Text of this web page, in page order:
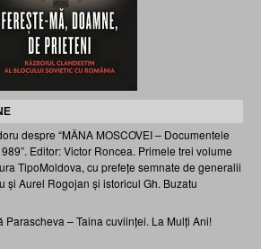
despre “MÂNA MOSCOVEI – Documentele
Editor: Victor Roncea. Primele trei volume
TipoMoldova, cu prefețe semnate de generalii
și Aurel Rogojan și istoricul Gh. Buzatu
Parascheva – Taina cuviinței. La Mulți Ani!